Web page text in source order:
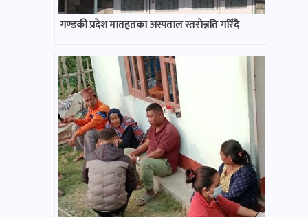
गण्डकी प्रदेश मातहतका अस्पताल स्तरोन्नति गरिँदै